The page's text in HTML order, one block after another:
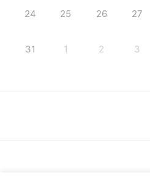
24 25 26 27
31 1 2 3